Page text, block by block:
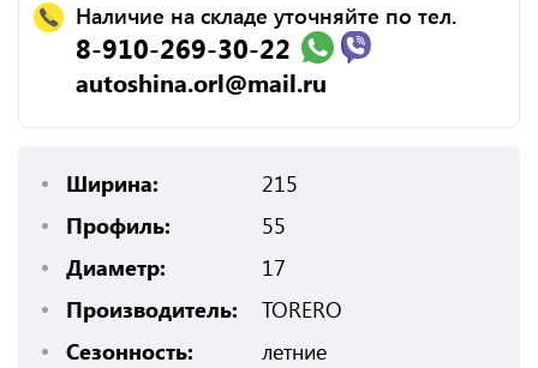
Наличие на складе уточняйте по тел.
8-910-269-30-22
autoshina.orl@mail.ru
Ширина:
215
Профиль:
55
Диаметр:
17
Производитель:
TORERO
Сезонность:
летние